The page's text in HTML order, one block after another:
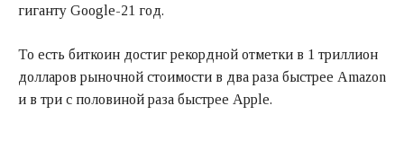
гиганту Google-21 год.
То есть биткоин достиг рекордной отметки в 1 триллион
долларов рыночной стоимости в два раза быстрее Amazon
и в три с половиной раза быстрее Apple.